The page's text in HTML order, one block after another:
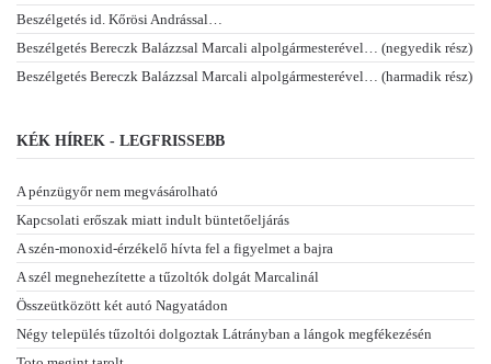
Beszélgetés id. Kőrösi Andrással…
Beszélgetés Bereczk Balázzsal Marcali alpolgármesterével… (negyedik rész)
Beszélgetés Bereczk Balázzsal Marcali alpolgármesterével… (harmadik rész)
KÉK HÍREK - LEGFRISSEBB
A pénzügyőr nem megvásárolható
Kapcsolati erőszak miatt indult büntetőeljárás
A szén-monoxid-érzékelő hívta fel a figyelmet a bajra
A szél megnehezítette a tűzoltók dolgát Marcalinál
Összeütközött két autó Nagyatádon
Négy település tűzoltói dolgoztak Látrányban a lángok megfékezésén